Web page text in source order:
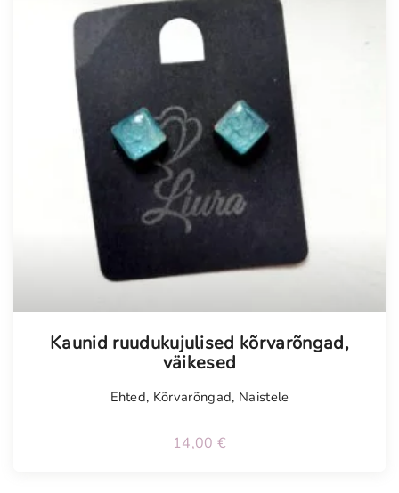
Kaunid ruudukujulised kõrvarõngad,
väikesed
Ehted, Kõrvarõngad, Naistele
14,00 €